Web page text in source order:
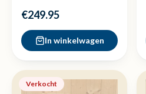
€249.95
In winkelwagen
Verkocht